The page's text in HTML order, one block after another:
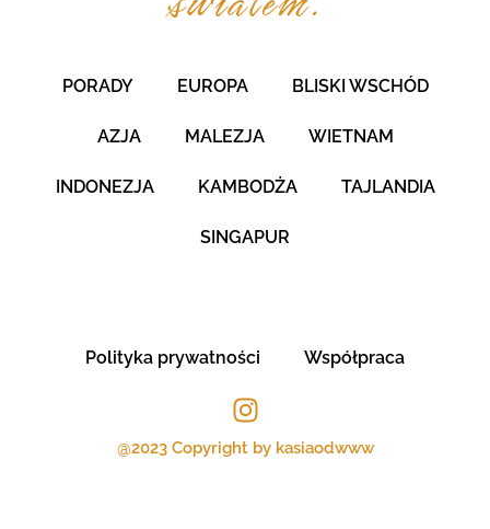
PORADY EUROPA BLISKI WSCHÓD
AZJA MALEZJA WIETNAM
INDONEZJA KAMBODŻA TAJLANDIA
SINGAPUR
Polityka prywatności Współpraca
@2023 Copyright by kasiaodwww